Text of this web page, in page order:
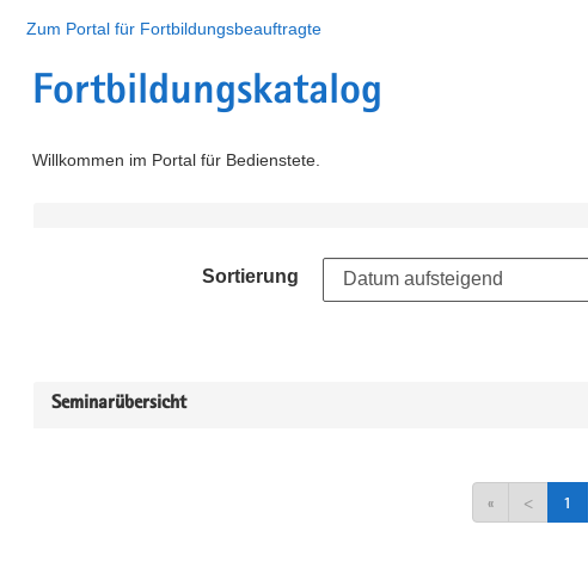
Zum Portal für Fortbildungsbeauftragte
Fortbildungskatalog
Willkommen im Portal für Bedienstete.
Sortierung
Seminarübersicht
« < 1